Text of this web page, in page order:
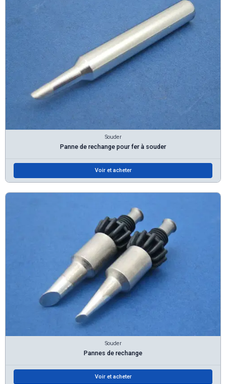
Souder
Panne de rechange pour fer à souder
Voir et acheter
Souder
Pannes de rechange
Voir et acheter